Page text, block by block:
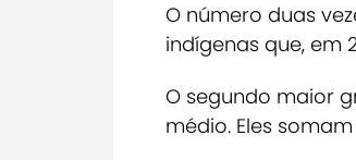
O número duas
indígenas que, em
O segundo maior
médio. Eles somam